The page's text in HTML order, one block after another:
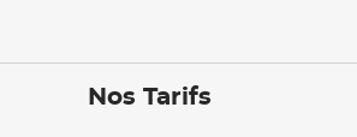
Nos Tarifs